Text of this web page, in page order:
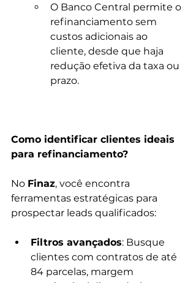
O Banco Central permite o
refinanciamento sem
custos adicionais ao
cliente, desde que haja
redução efetiva da taxa ou
prazo.
Como identificar clientes ideais
para refinanciamento?
No Finaz, você encontra
ferramentas estratégicas para
prospectar leads qualificados:
Filtros avançados: Busque
clientes com contratos de até
84 parcelas, margem